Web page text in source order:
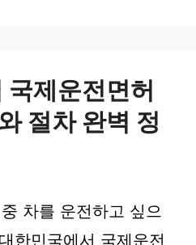
제운전면허
절차 완벽 정
차를 운전하고 싶으
한민국에서 국제운전